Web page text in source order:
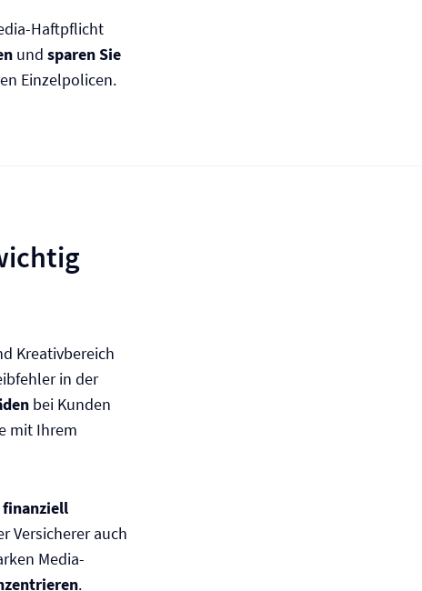
Haftpflicht
und sparen Sie
Einzelpolicen.
Kreativbereich
in der
bei Kunden
mit Ihrem
finanziell
Versicherer auch
Media-
.